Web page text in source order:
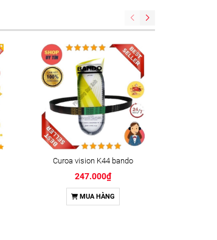
Curoa vision K44 bando
247.000₫
MUA HÀNG